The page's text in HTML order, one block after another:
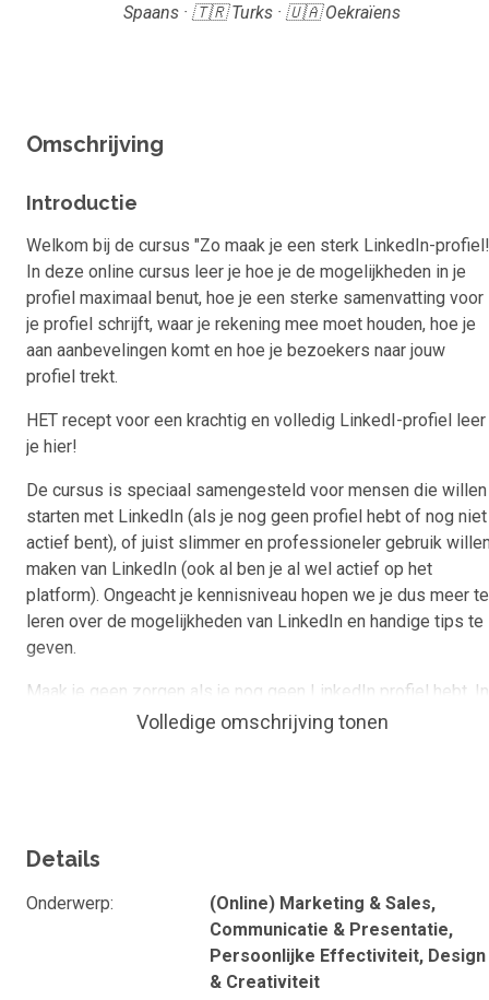
Spaans · 🇹🇷 Turks · 🇺🇦 Oekraïens
Omschrijving
Introductie
Welkom bij de cursus "Zo maak je een sterk LinkedIn-
In deze online cursus leer je hoe je de mogelijkheden in je
profiel maximaal benut, hoe je een sterke samenvatting voor
je profiel schrijft, waar je rekening mee moet houden, hoe je
aan aanbevelingen komt en hoe je bezoekers naar jouw
profiel trekt.
HET recept voor een krachtig en volledig LinkedI-profiel leer
je hier!
De cursus is speciaal samengesteld voor mensen die willen
starten met LinkedIn (als je nog geen profiel hebt of nog niet
actief bent), of juist slimmer en professioneler gebruik
maken van LinkedIn (ook al ben je al wel actief op het
platform). Ongeacht je kennisniveau hopen we je dus meer te
leren over de mogelijkheden van LinkedIn en handige tips te
geven.
Maak je geen zorgen als je nog geen LinkedIn profiel hebt. In
het begin van de cursus leggen we precies uit hoe je een
In deze online cursus leer je hoe je de mogelijkheden in je
je profiel schrijft, waar je rekening mee moet houden, hoe je
aan aanbevelingen komt en hoe je bezoekers naar jouw
profiel trekt. Het doel van de cursus is om jouw profiel zo
goed mogelijk op de kaart te zetten en je daar de
Volledige omschrijving tonen
Details
Onderwerp
(Online) Marketing & Sales,
Communicatie & Presentatie,
Persoonlijke Effectiviteit, Design
& Creativiteit